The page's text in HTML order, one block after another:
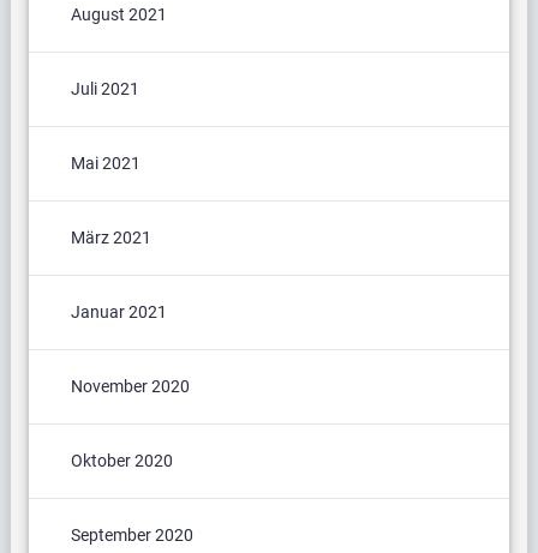
August 2021
Juli 2021
Mai 2021
März 2021
Januar 2021
November 2020
Oktober 2020
September 2020